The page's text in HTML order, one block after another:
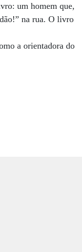
um homem que,
na rua. O livro
a orientadora do